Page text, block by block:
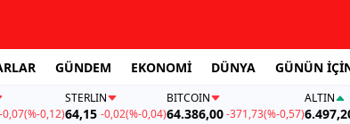
GÜNDEM EKONOMİ DÜNYA GÜNÜN
-0,07(%-0,12)
STERLIN
64,15 -0,02(%-0,04)
BITCOIN
64.386,00-371,73(%-0,57)
ALTIN